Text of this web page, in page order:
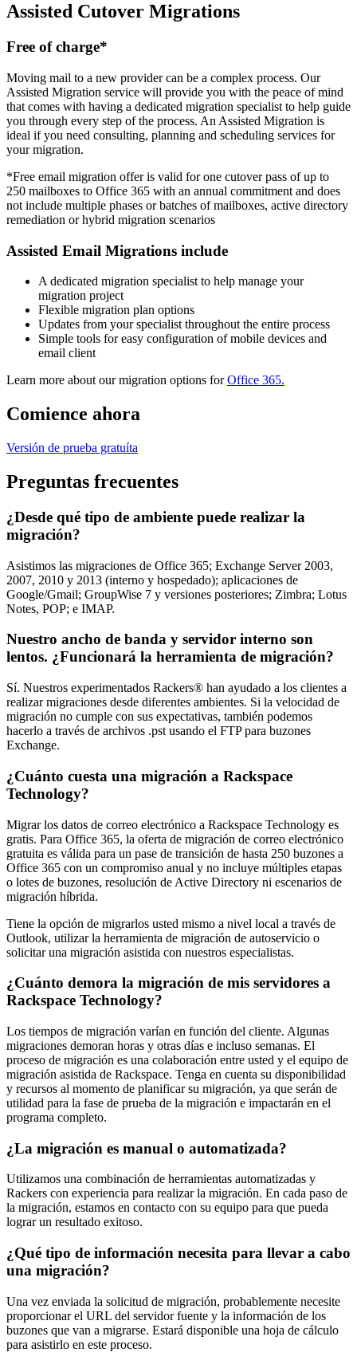
Assisted Cutover Migrations
Free of charge*
Moving mail to a new provider can be a complex process. Our
Assisted Migration service will provide you with the peace of mind
that comes with having a dedicated migration specialist to help guide
you through every step of the process. An Assisted Migration is
ideal if you need consulting, planning and scheduling services for
your migration.
*Free email migration offer is valid for one cutover pass of up to
250 mailboxes to Office 365 with an annual commitment and does
not include multiple phases or batches of mailboxes, active directory
remediation or hybrid migration scenarios
Assisted Email Migrations include
A dedicated migration specialist to help manage your
migration project
Flexible migration plan options
Updates from your specialist throughout the entire process
Simple tools for easy configuration of mobile devices and
email client
Learn more about our migration options forOffice 365.
Comience ahora
Versión de prueba gratuíta
Preguntas frecuentes
¿Desde qué tipo de ambiente puede realizar la
migración?
Asistimos las migraciones de Office 365; Exchange Server 2003,
2007, 2010 y 2013 (interno y hospedado); aplicaciones de
Google/Gmail; GroupWise 7 y versiones posteriores; Zimbra; Lotus
Notes, POP; e IMAP.
Nuestro ancho de banda y servidor interno son
lentos. ¿Funcionará la herramienta de migración?
Sí. Nuestros experimentados Rackers® han ayudado a los clientes a
realizar migraciones desde diferentes ambientes. Si la velocidad de
migración no cumple con sus expectativas, también podemos
hacerlo a través de archivos .pst usando el FTP para buzones
Exchange.
¿Cuánto cuesta una migración a Rackspace
Technology?
Migrar los datos de correo electrónico a Rackspace Technology es
gratis. Para Office 365, la oferta de migración de correo electrónico
gratuita es válida para un pase de transición de hasta 250 buzones a
Office 365 con un compromiso anual y no incluye múltiples etapas
o lotes de buzones, resolución de Active Directory ni escenarios de
migración híbrida.
Tiene la opción de migrarlos usted mismo a nivel local a través de
Outlook, utilizar la herramienta de migración de autoservicio o
solicitar una migración asistida con nuestros especialistas.
¿Cuánto demora la migración de mis servidores a
Rackspace Technology?
Los tiempos de migración varían en función del cliente. Algunas
migraciones demoran horas y otras días e incluso semanas. El
proceso de migración es una colaboración entre usted y el equipo de
migración asistida de Rackspace. Tenga en cuenta su disponibilidad
y recursos al momento de planificar su migración, ya que serán de
utilidad para la fase de prueba de la migración e impactarán en el
programa completo.
¿La migración es manual o automatizada?
Utilizamos una combinación de herramientas automatizadas y
Rackers con experiencia para realizar la migración. En cada paso de
la migración, estamos en contacto con su equipo para que pueda
lograr un resultado exitoso.
¿Qué tipo de información necesita para llevar a cabo
una migración?
Una vez enviada la solicitud de migración, probablemente necesite
proporcionar el URL del servidor fuente y la información de los
buzones que van a migrarse. Estará disponible una hoja de cálculo
para asistirlo en este proceso.